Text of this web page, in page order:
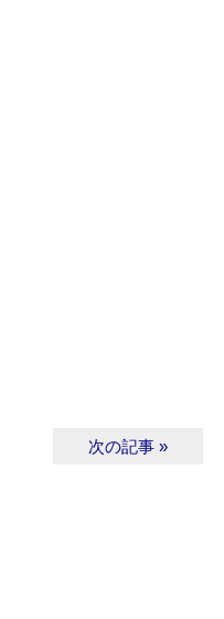
次の記事 »